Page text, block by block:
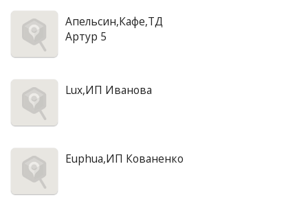
Апельсин,Кафе,ТД
Артур 5
Lux,ИП Иванова
Euphua,ИП Кованенко